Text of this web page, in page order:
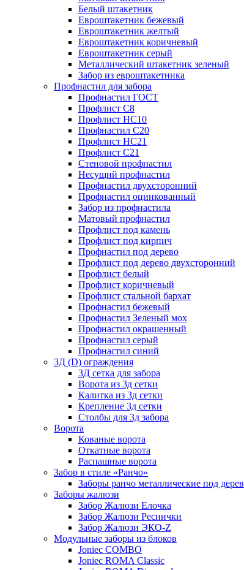
Белый штакетник
Евроштакетник бежевый
Евроштакетник желтый
Евроштакетник коричневый
Евроштакетник серый
Металлический штакетник зеленый
Забор из евроштакетника
Профнастил для забора
Профнастил ГОСТ
Профлист С8
Профлист НС10
Профнастил С20
Профлист НС21
Профлист С21
Стеновой профнастил
Несущий профнастил
Профнастил двухсторонний
Профнастил оцинкованный
Забор из профнастила
Матовый профнастил
Профлист под камень
Профлист под кирпич
Профнастил под дерево
Профлист под дерево двухсторонний
Профлист белый
Профлист коричневый
Профлист стальной бархат
Профнастил бежевый
Профнастил Зеленый мох
Профнастил окрашенный
Профнастил серый
Профнастил синий
3Д (D) ограждения
3Д сетка для забора
Ворота из 3д сетки
Калитка из 3д сетки
Крепление 3д сетки
Столбы для 3д забора
Ворота
Кованые ворота
Откатные ворота
Распашные ворота
Забор в стиле «Ранчо»
Заборы ранчо металлические под
Заборы жалюзи
Забор Жалюзи Елочка
Забор Жалюзи Реснички
Забор Жалюзи ЭКО-Z
Модульные заборы из блоков
Joniec COMBO
Joniec ROMA Classic